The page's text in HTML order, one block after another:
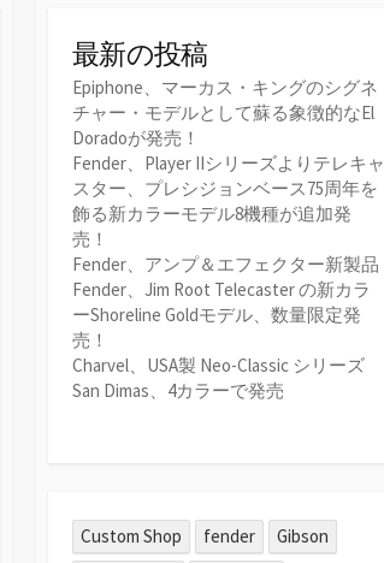
最新の投稿
Epiphone、マーカス・キングのシグネ
チャー・モデルとして蘇る象徴的なEl
Doradoが発売！
Fender、Player IIシリーズよりテレキャ
スター、プレシジョンベース75周年を
飾る新カラーモデル8機種が追加発
売！
Fender、アンプ＆エフェクター新製品
Fender、Jim Root Telecaster の新カラ
ーShoreline Goldモデル、数量限定発
売！
Charvel、USA製 Neo-Classic シリーズ
San Dimas、4カラーで発売
Custom Shop fender
Gibson